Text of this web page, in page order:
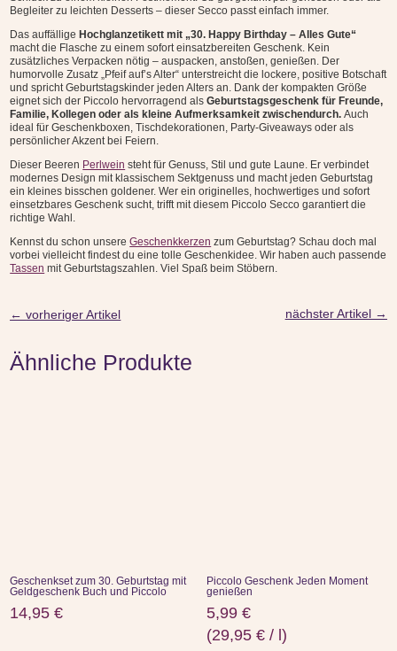
Begleiter zu leichten Desserts – dieser Secco passt einfach immer.
Das auffälligeHochglanzetikett mit „30. Happy Birthday – Alles Gute“
macht die Flasche zu einem sofort einsatzbereiten Geschenk. Kein
zusätzliches Verpacken nötig – auspacken, anstoßen, genießen. Der
humorvolle Zusatz „Pfeif auf’s Alter“ unterstreicht die lockere, positive Botschaft
und spricht Geburtstagskinder jeden Alters an. Dank der kompakten Größe
eignet sich der Piccolo hervorragend alsGeburtstagsgeschenk für Freunde,
Familie, Kollegen oder als kleine Aufmerksamkeit zwischendurch.Auch
ideal für Geschenkboxen, Tischdekorationen, Party-Giveaways oder als
persönlicher Akzent bei Feiern.
Dieser Beeren Perlwein steht für Genuss, Stil und gute Laune. Er verbindet
modernes Design mit klassischem Sektgenuss und macht jeden Geburtstag
ein kleines bisschen goldener. Wer ein originelles, hochwertiges und sofort
einsetzbares Geschenk sucht, trifft mit diesem Piccolo Secco garantiert die
richtige Wahl.
Kennst du schon unsereGeschenkkerzen zum Geburtstag? Schau doch mal
vorbei vielleicht findest du eine tolle Geschenkidee. Wir haben auch passende
Tassen mit Geburtstagszahlen. Viel Spaß beim Stöbern.
←vorheriger Artikel nächster Artikel→
Ähnliche Produkte
Geschenkset zum 30. Geburtstag mit
Geldgeschenk Buch und Piccolo
14,95€
Piccolo Geschenk Jeden Moment
genießen
5,99 €
(29,95 €/ l)